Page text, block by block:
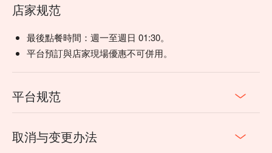
店家规范
最後點餐時間：週一至週日 01:30。
平台預訂與店家現場優惠不可併用。
平台规范
取消与变更办法